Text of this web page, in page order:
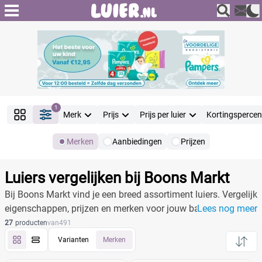
1
Merk Prijs Prijs per luier
Merken Aanbiedingen Prijzen
Filter Reset alle filters
Luiers vergelijken bij Boons Markt
Bij Boons Markt vind je een breed assortiment luiers. Vergelijk
eigenschappen, prijzen en merken voor jouw baby.Lees nog meer
27 productenvan491
Varianten Merken